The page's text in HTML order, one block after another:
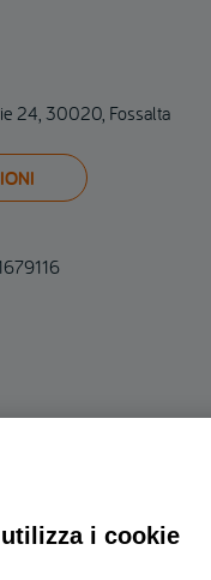
24, 30020, Fossalta
i cookie